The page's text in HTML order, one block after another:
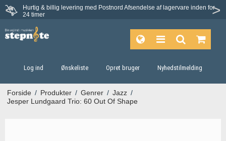
Hurtig & billig levering med Postnord Afsendelse af lagervare inden for
24 timer
Fortrydelsesret på 30 dage
Log ind Ønskeliste Opret bruger Nyhedstilmelding
Forside / Produkter / Genrer / Jazz /
Jesper Lundgaard Trio: 60 Out Of Shape